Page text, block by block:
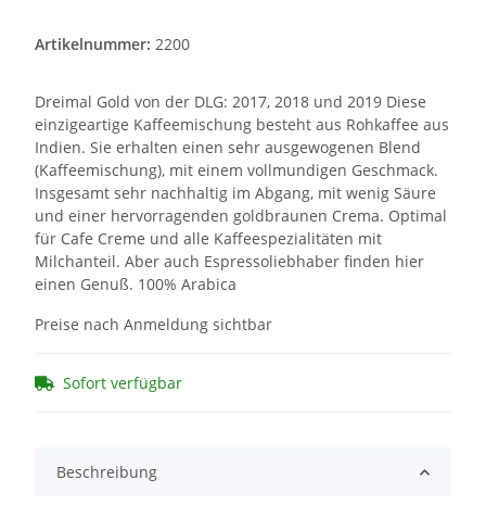
Artikelnummer: 2200
Dreimal Gold von der DLG: 2017, 2018 und 2019 Diese
einzigeartige Kaffeemischung besteht aus Rohkaffee aus
Indien. Sie erhalten einen sehr ausgewogenen Blend
(Kaffeemischung), mit einem vollmundigen Geschmack.
Insgesamt sehr nachhaltig im Abgang, mit wenig Säure
und einer hervorragenden goldbraunen Crema. Optimal
für Cafe Creme und alle Kaffeespezialitäten mit
Milchanteil. Aber auch Espressoliebhaber finden hier
einen Genuß. 100% Arabica
Preise nach Anmeldung sichtbar
Sofort verfügbar
Beschreibung